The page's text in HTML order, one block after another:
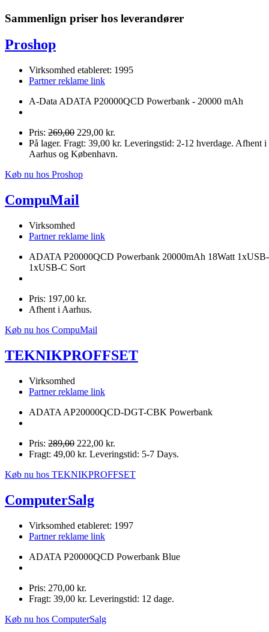
Sammenlign priser hos leverandører
Proshop
Virksomhed etableret: 1995
Partner reklame link
A-Data ADATA P20000QCD Powerbank - 20000 mAh
Pris: 269,00 229,00 kr.
På lager. Fragt: 39,00 kr. Leveringstid: 2-12 hverdage. Afhent i
Aarhus og København.
Køb nu hos Proshop
CompuMail
Virksomhed
Partner reklame link
ADATA P20000QCD Powerbank 20000mAh 18Watt
1xUSB-C Sort
Pris: 197,00 kr.
Afhent i Aarhus.
Køb nu hos CompuMail
TEKNIKPROFFSET
Virksomhed
Partner reklame link
ADATA AP20000QCD-DGT-CBK Powerbank
Pris: 289,00 222,00 kr.
Fragt: 49,00 kr. Leveringstid: 5-7 Days.
Køb nu hos TEKNIKPROFFSET
ComputerSalg
Virksomhed etableret: 1997
Partner reklame link
ADATA P20000QCD Powerbank Blue
Pris: 270,00 kr.
Fragt: 39,00 kr. Leveringstid: 12 dage.
Køb nu hos ComputerSalg